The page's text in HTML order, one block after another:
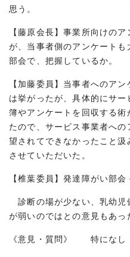
思う。
【藤原会長】事業所向けの
が、当事者側のアンケート
部会で、把握しているか。
【加藤委員】当事者へのア
は挙がったが、具体的にサ
簿やアンケートを回収する術
たので、サービス事業者へ
望されてできなかったこと汲
させていただいた。
【椎葉委員】発達障がい部
診断の場が少ない、乳幼児
が弱いのではとの意見もあっ
《意見・質問》 特になし